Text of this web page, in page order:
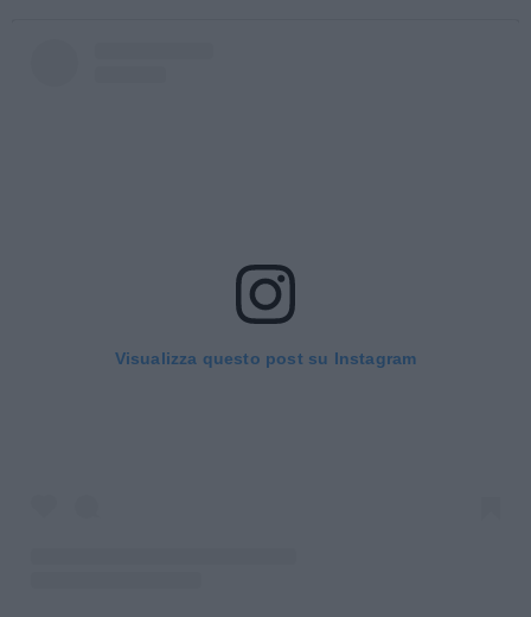
Visualizza questo post su Instagram